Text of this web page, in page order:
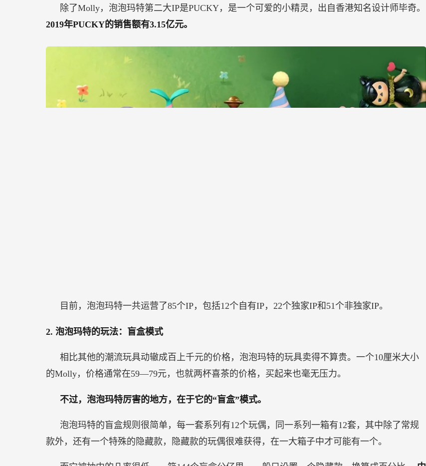
除了Molly，泡泡玛特第二大IP是PUCKY，是一个可爱的小精灵，出自香港知名设计师毕奇。
2019年PUCKY的销售额有3.15亿元。
目前，泡泡玛特一共运营了85个IP，包括12个自有IP，22个独家IP和51个非独家IP。
2. 泡泡玛特的玩法：盲盒模式
相比其他的潮流玩具动辙成百上千元的价格，泡泡玛特的玩具卖得不算贵。一个10厘米大小
的Molly，价格通常在59—79元，也就两杯喜茶的价格，买起来也毫无压力。
不过，泡泡玛特厉害的地方，在于它的“盲盒”模式。
泡泡玛特的盲盒规则很简单，每一套系列有12个玩偶，同一系列一箱有12套，其中除了常规
款外，还有一个特殊的隐藏款，隐藏款的玩偶很难获得，在一大箱子中才可能有一个。